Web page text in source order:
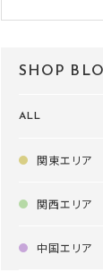
SHOP
ALL
関東エリア
関西エリア
中国エリア